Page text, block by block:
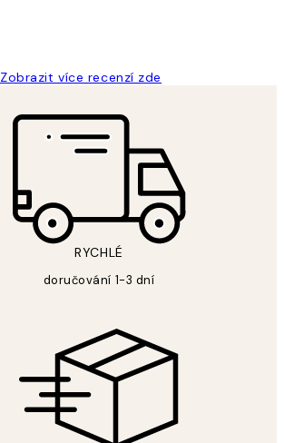
Zobrazit více recenzí zde
RYCHLÉ
doručování 1-3 dní